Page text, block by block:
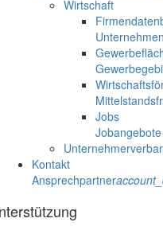
Wirtschaft
Jobs
Kontakt
Ansprechpartner